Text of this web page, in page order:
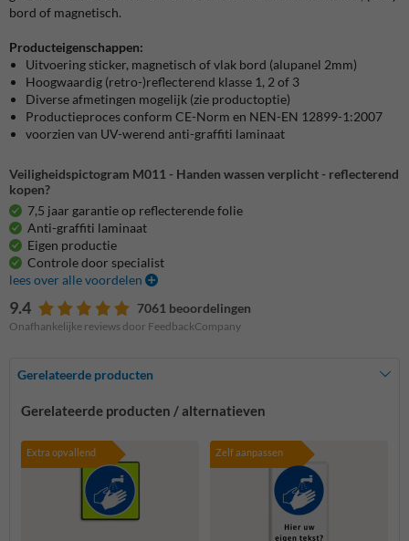
bord of magnetisch.
Producteigenschappen:
Uitvoering sticker, magnetisch of vlak bord (alupanel 2mm)
Hoogwaardig (retro-)reflecterend klasse 1, 2 of 3
Diverse afmetingen mogelijk (zie productoptie)
Productieproces conform CE-Norm en NEN-EN 12899-1:2007
voorzien van UV-werend anti-graffiti laminaat
Veiligheidspictogram M011 - Handen wassen verplicht - reflecterend
kopen?
7,5 jaar garantie op reflecterende folie
Anti-graffiti laminaat
Eigen productie
Controle door specialist
lees over alle voordelen
9.4 7061 beoordelingen
Onafhankelijke reviews door FeedbackCompany
Gerelateerde producten
Gerelateerde producten / alternatieven
Extra opvallend Zelf aanpassen